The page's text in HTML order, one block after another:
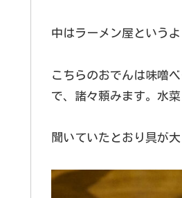
中はラーメン屋という
こちらのおでんは味噌
で、諸々頼みます。水
聞いていたとおり具が